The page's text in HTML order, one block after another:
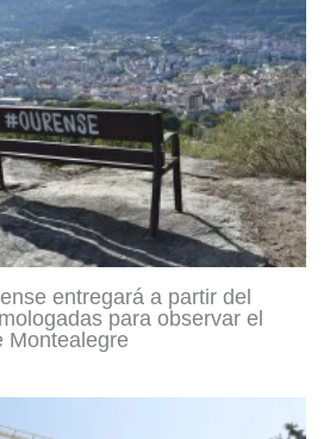
entregará a partir del
para observar el
Montealegre